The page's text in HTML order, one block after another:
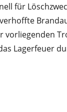
für
vorliegenden
Lagerfeuer